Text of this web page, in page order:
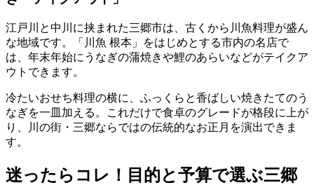
江戸川と中川に挟まれた三郷市は、古くから川魚料理が盛ん
な地域です。「川魚 根本」をはじめとする市内の名店で
は、年末年始にうなぎの蒲焼きや鯉のあらいなどがテイクア
ウトできます。
冷たいおせち料理の横に、 ふっくらと香ばしい焼きたてのう
なぎを一皿加える 。これだけで食卓のグレードが格段に上が
り、川の街・三郷ならではの伝統的なお正月を演出できま
す。
迷ったらコレ！目的と予算で選ぶ三郷